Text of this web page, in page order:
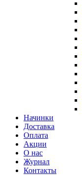
Начинки
Доставка
Оплата
Акции
О нас
Журнал
Контакты